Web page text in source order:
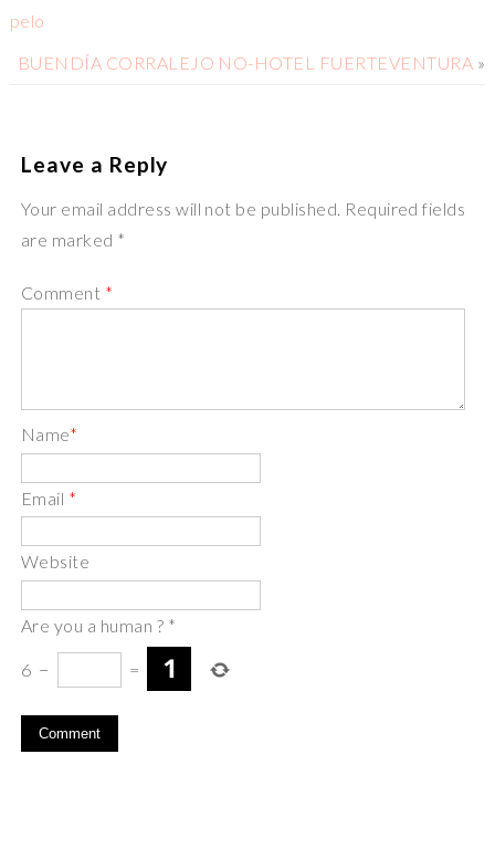
pelo
BUENDÍA CORRALEJO NO-HOTEL FUERTEVENTURA »
Leave a Reply
Your email address will not be published. Required fields
are marked *
Comment *
Name*
Email *
Website
Are you a human ? *
6 − =